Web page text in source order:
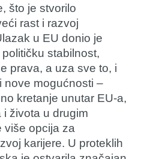
što je stvorilo
rast i razvoj
u EU donio je
stabilnost,
prava, a uza sve to, i
nove mogućnosti –
kretanje unutar EU-a,
života u drugim
više opcija za
karijere. U proteklih